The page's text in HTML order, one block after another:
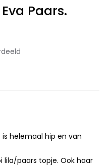
Paars.
helemaal hip en van
lila/paars topje. Ook haar